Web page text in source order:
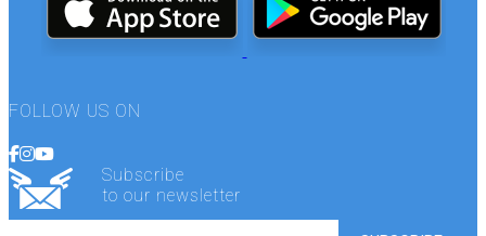
FOLLOW US ON
Subscribe
to our newsletter